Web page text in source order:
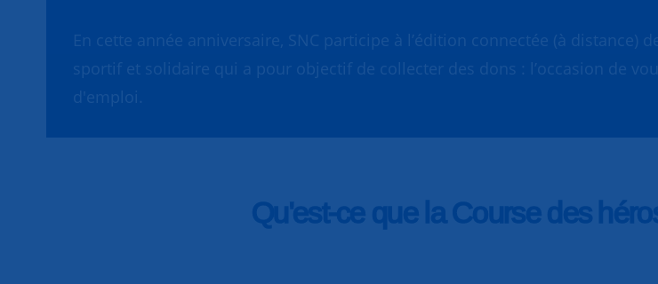
En cette année anniversaire, SNC participe à l’édition connectée (à distance)
sportif et solidaire qui a pour objectif de collecter des dons : l’occasion de
d'emploi.
Qu'est-ce que la Course des